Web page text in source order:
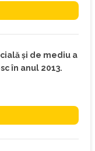
şi de mediu a
în anul 2013.